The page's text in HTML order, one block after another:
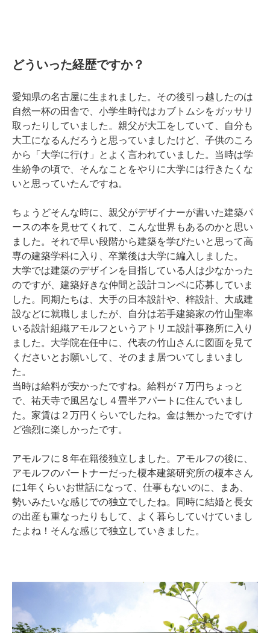
どういった経歴ですか？
愛知県の名古屋に生まれました。その後引っ越したのは
自然一杯の田舎で、小学生時代はカブトムシをガッサリ
取ったりしていました。親父が大工をしていて、自分も
大工になるんだろうと思っていましたけど、子供のころ
から「大学に行け」とよく言われていました。当時は学
生紛争の頃で、そんなことをやりに大学には行きたくな
いと思っていたんですね。
ちょうどそんな時に、親父がデザイナーが書いた建築パ
ースの本を見せてくれて、こんな世界もあるのかと思い
ました。それで早い段階から建築を学びたいと思って高
専の建築学科に入り、卒業後は大学に編入しました。
大学では建築のデザインを目指している人は少なかった
のですが、建築好きな仲間と設計コンペに応募していま
した。同期たちは、大手の日本設計や、梓設計、大成建
設などに就職しましたが、自分は若手建築家の竹山聖率
いる設計組織アモルフというアトリエ設計事務所に入り
ました。大学院在任中に、代表の竹山さんに図面を見て
くださいとお願いして、そのまま居ついてしまいまし
た。
当時は給料が安かったですね。給料が７万円ちょっと
で、祐天寺で風呂なし４畳半アパートに住んでいまし
た。家賃は２万円くらいでしたね。金は無かったですけ
ど強烈に楽しかったです。
アモルフに８年在籍後独立しました。アモルフの後に、
アモルフのパートナーだった榎本建築研究所の榎本さん
に1年くらいお世話になって、仕事もないのに、まあ、
勢いみたいな感じでの独立でしたね。同時に結婚と長女
の出産も重なったりもして、よく暮らしていけていまし
たよね！そんな感じで独立していきました。